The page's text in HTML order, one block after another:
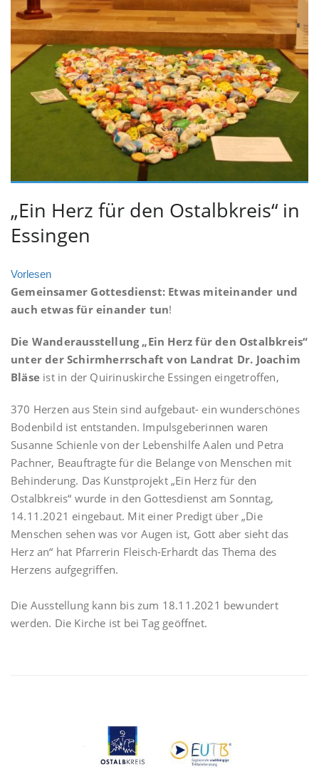
„Ein Herz für den Ostalbkreis“ in
Essingen
Vorlesen
Gemeinsamer Gottesdienst: Etwas miteinander und
auch etwas für einander tun!
Die Wanderausstellung „Ein Herz für den Ostalbkreis“
unter der Schirmherrschaft von Landrat Dr. Joachim
Bläse ist in der Quirinuskirche Essingen eingetroffen,
370 Herzen aus Stein sind aufgebaut- ein wunderschönes
Bodenbild ist entstanden. Impulsgeberinnen waren
Susanne Schienle von der Lebenshilfe Aalen und Petra
Pachner, Beauftragte für die Belange von Menschen mit
Behinderung. Das Kunstprojekt „Ein Herz für den
Ostalbkreis“ wurde in den Gottesdienst am Sonntag,
14.11.2021 eingebaut. Mit einer Predigt über „Die
Menschen sehen was vor Augen ist, Gott aber sieht das
Herz an“ hat Pfarrerin Fleisch-Erhardt das Thema des
Herzens aufgegriffen.
Die Ausstellung kann bis zum 18.11.2021 bewundert
werden. Die Kirche ist bei Tag geöffnet.